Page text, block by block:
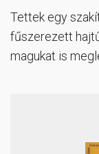
Tettek egy
fűszerezett
magukat is